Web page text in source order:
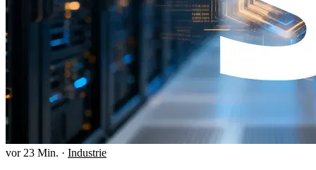
vor 23 Min. · Industrie